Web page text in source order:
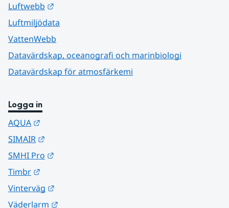
Luftwebb
Luftmiljödata
VattenWebb
Datavärdskap, oceanografi och marinbiologi
Datavärdskap för atmosfärkemi
Logga in
AQUA
SIMAIR
SMHI Pro
Timbr
Vinterväg
Väderlarm